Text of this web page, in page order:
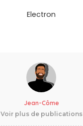
Electron
Jean-Côme
Voir plus de publications